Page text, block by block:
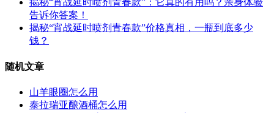
揭秘“宵战延时喷剂青春款”：它真的有用吗？亲身体验
告诉你答案！
揭秘“宵战延时喷剂青春款”价格真相，一瓶到底多少
钱？
随机文章
山羊眼圈怎么用
泰拉瑞亚酿酒桶怎么用